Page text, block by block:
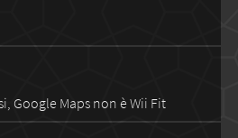
Google Maps non è Wii Fit